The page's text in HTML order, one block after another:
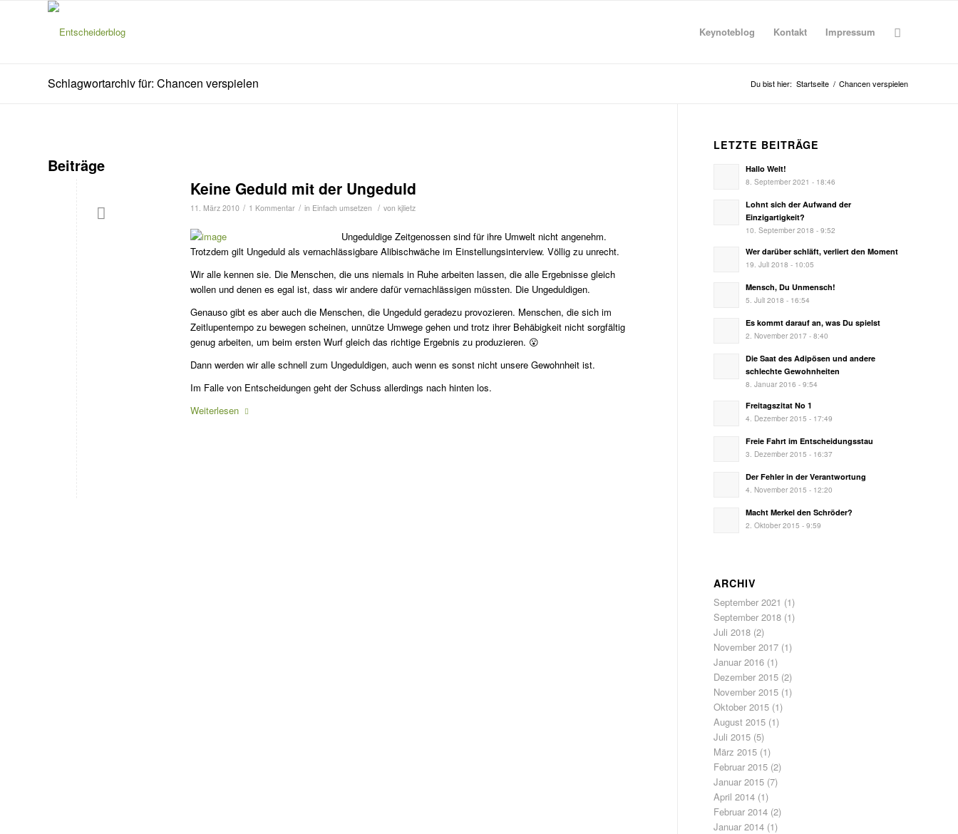
Keynoteblog Kontakt Impressum
Schlagwortarchiv für: Chancen verspielen Du bist hier: Startseite / Chancen verspielen
Beiträge
Keine Geduld mit der Ungeduld
11. März 2010 / 1 Kommentar / in Einfach umsetzen / von kjlietz
Ungeduldige Zeitgenossen sind für ihre Umwelt nicht angenehm.
Trotzdem gilt Ungeduld als vernachlässigbare Alibischwäche im Einstellungsinterview. Völlig zu unrecht.
Wir alle kennen sie. Die Menschen, die uns niemals in Ruhe arbeiten lassen, die alle Ergebnisse gleich
wollen und denen es egal ist, dass wir andere dafür vernachlässigen müssten. Die Ungeduldigen.
Genauso gibt es aber auch die Menschen, die Ungeduld geradezu provozieren. Menschen, die sich im
Zeitlupentempo zu bewegen scheinen, unnütze Umwege gehen und trotz ihrer Behäbigkeit nicht sorgfältig
genug arbeiten, um beim ersten Wurf gleich das richtige Ergebnis zu produzieren. 😮
Dann werden wir alle schnell zum Ungeduldigen, auch wenn es sonst nicht unsere Gewohnheit ist.
Im Falle von Entscheidungen geht der Schuss allerdings nach hinten los.
Weiterlesen
LETZTE BEITRÄGE
Hallo Welt!
8. September 2021 - 18:46
Lohnt sich der Aufwand der
Einzigartigkeit?
10. September 2018 - 9:52
Wer darüber schläft, verliert den Moment
19. Juli 2018 - 10:05
Mensch, Du Unmensch!
5. Juli 2018 - 16:54
Es kommt darauf an, was Du spielst
2. November 2017 - 8:40
Die Saat des Adipösen und andere
schlechte Gewohnheiten
8. Januar 2016 - 9:54
Freitagszitat No 1
4. Dezember 2015 - 17:49
Freie Fahrt im Entscheidungsstau
3. Dezember 2015 - 16:37
Der Fehler in der Verantwortung
4. November 2015 - 12:20
Macht Merkel den Schröder?
2. Oktober 2015 - 9:59
ARCHIV
September 2021 (1)
September 2018 (1)
Juli 2018 (2)
November 2017 (1)
Januar 2016 (1)
Dezember 2015 (2)
November 2015 (1)
Oktober 2015 (1)
August 2015 (1)
Juli 2015 (5)
März 2015 (1)
Februar 2015 (2)
Januar 2015 (7)
April 2014 (1)
Februar 2014 (2)
Januar 2014 (1)